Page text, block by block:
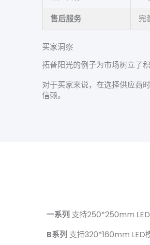
售后服务
完
买家洞察
拓普阳光的例子为市场树立了
对于买家来说，在选择供应商
信赖。
一系列 支持250*250mm
B系列 支持320*160mm LED